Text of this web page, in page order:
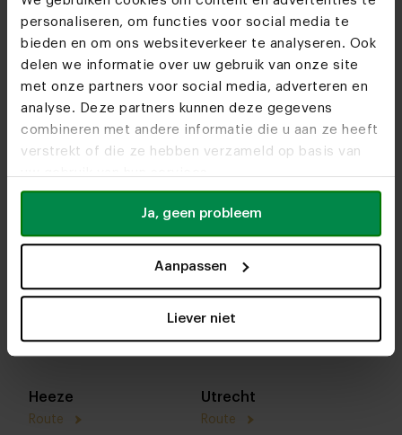
personaliseren, om functies voor social media te
bieden en om ons websiteverkeer te analyseren. Ook
delen we informatie over uw gebruik van onze site
met onze partners voor social media, adverteren en
analyse. Deze partners kunnen deze gegevens
combineren met andere informatie die u aan ze heeft
verstrekt of die ze hebben verzameld op basis van
Ja, geen probleem
Aanpassen
Liever niet
In onze woonwinkels kun je altijd terecht voor
interieuradvies, stof- en kleurstalen of om je favo
designs te bekijken. We helpen je graag bij het
samenstellen van jouw meubel. Tot snel!
Heeze
Route
Utrecht
Route